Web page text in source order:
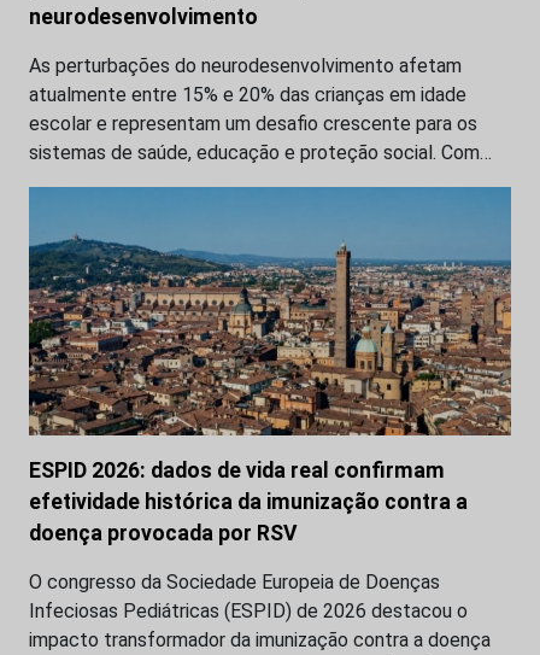
neurodesenvolvimento
As perturbações do neurodesenvolvimento afetam
atualmente entre 15% e 20% das crianças em idade
escolar e representam um desafio crescente para os
sistemas de saúde, educação e proteção social. Com…
ESPID 2026: dados de vida real confirmam
efetividade histórica da imunização contra a
doença provocada por RSV
O congresso da Sociedade Europeia de Doenças
Infeciosas Pediátricas (ESPID) de 2026 destacou o
impacto transformador da imunização contra a doença